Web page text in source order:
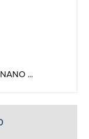
...